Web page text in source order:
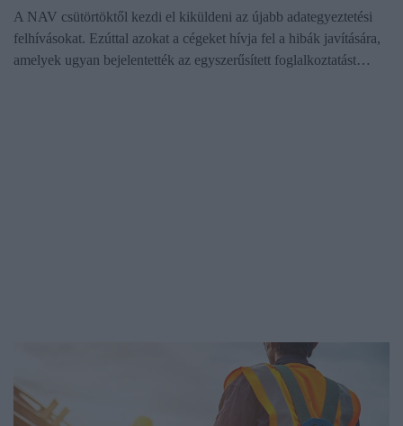
A NAV csütörtöktől kezdi el kiküldeni az újabb adategyeztetési
felhívásokat. Ezúttal azokat a cégeket hívja fel a hibák javítására,
amelyek ugyan bejelentették az egyszerűsített foglalkoztatást…